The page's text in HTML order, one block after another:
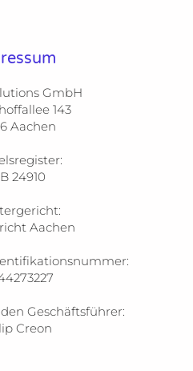
GmbH
143
Aachen
24910
Aachen
Geschäftsführer: